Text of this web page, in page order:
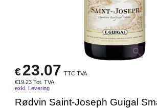
€23.07 TTC TVA
€19.23 Tot. TVA
exkl. Levering
Rødvin Saint-Joseph Guigal